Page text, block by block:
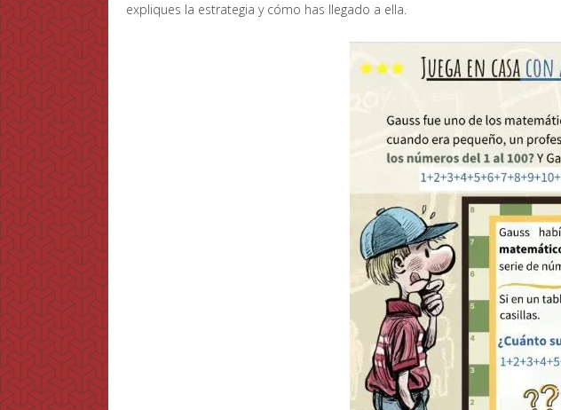
expliques la estrategia y cómo has llegado a ella.